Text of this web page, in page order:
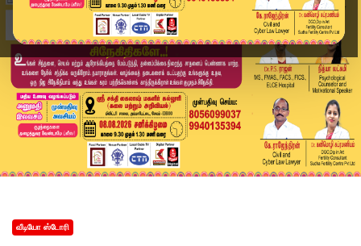
வீடியோ ஸ்டோரி